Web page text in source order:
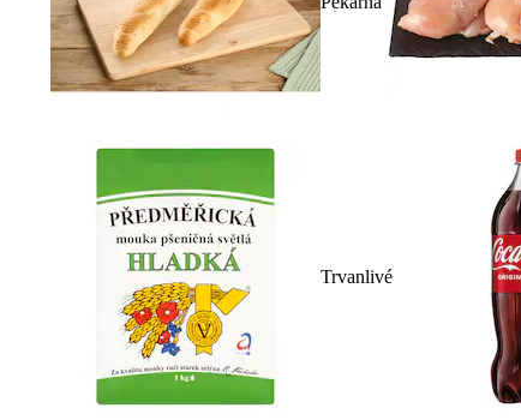
Trvanlivé